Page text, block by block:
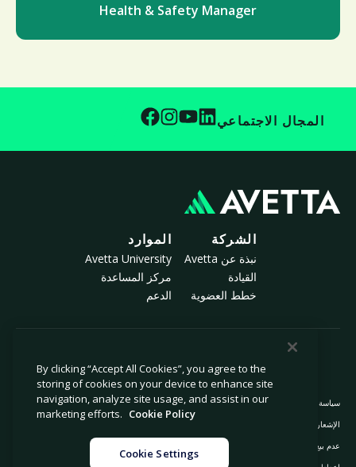
Health & Safety Manager
المجال الاجتماعي
الشركة
نبذة عن Avetta
القيادة
خطط العضوية
الموارد
Avetta University
مركز المساعدة
الدعم
سياسة الخصوصية
سياسة ملفات تعريف الارتباط
الإشعار عند جمع المعلومات
عدم بيع معلوماتي الشخصية أو مشاركتها
By clicking “Accept All Cookies”, you agree to the
storing of cookies on your device to enhance site
navigation, analyze site usage, and assist in our
marketing efforts. Cookie Policy
Cookie Settings